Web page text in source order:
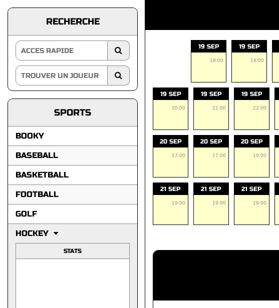
RECHERCHE
SPORTS
BOOKY
BASEBALL
BASKETBALL
FOOTBALL
GOLF
HOCKEY
STATS
19 SEP
19:00
19 SEP
19:00
19 SEP
20:00
19 SEP
21:00
19 SEP
22:00
20 SEP
17:00
20 SEP
17:00
20 SEP
19:00
21 SEP
19:00
21 SEP
19:00
21 SEP
19:00